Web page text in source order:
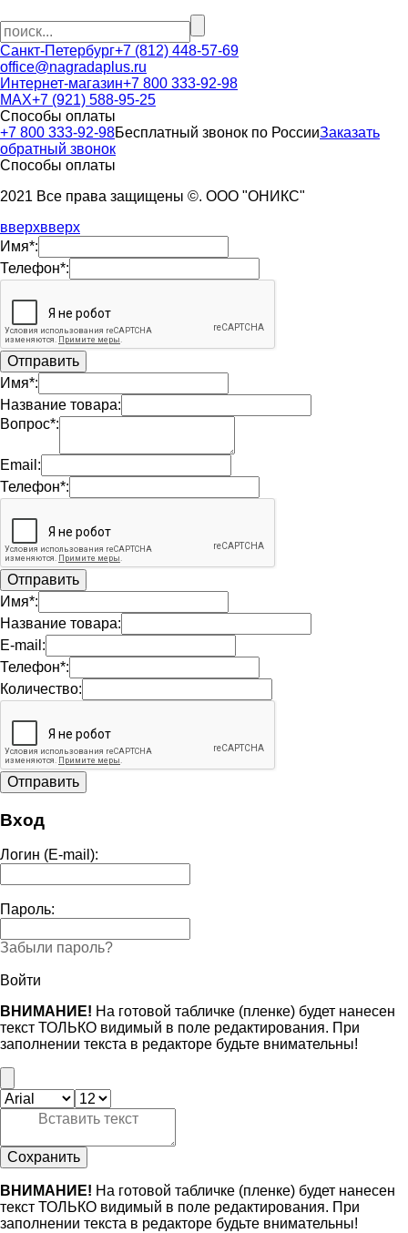
Санкт-Петербург+7 (812) 448-57-69
office@nagradaplus.ru
Интернет-магазин+7 800 333-92-98
MAX+7 (921) 588-95-25
Способы оплаты
+7 800 333-92-98Бесплатный звонок по РоссииЗаказать
обратный звонок
Способы оплаты
2021 Все права защищены ©. ООО "ОНИКС"
вверхвверх
Имя*:
Телефон*:
Имя*:
Название товара:
Вопрос*:
Email:
Телефон*:
Имя*:
Название товара:
E-mail:
Телефон*:
Количество:
Вход
Логин (E-mail):
Пароль:
Забыли пароль?
Войти
ВНИМАНИЕ! На готовой табличке (пленке) будет нанесен
текст ТОЛЬКО видимый в поле редактирования. При
заполнении текста в редакторе будьте внимательны!
Сохранить
ВНИМАНИЕ! На готовой табличке (пленке) будет нанесен
текст ТОЛЬКО видимый в поле редактирования. При
заполнении текста в редакторе будьте внимательны!